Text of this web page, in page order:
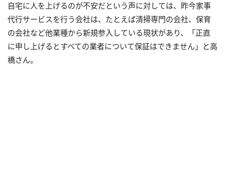
自宅に人を上げるのが不安だという声に対しては、昨今家事
代行サービスを行う会社は、たとえば清掃専門の会社、保育
の会社など他業種から新規参入している現状があり、「正直
に申し上げるとすべての業者について保証はできません」と高
橋さん。